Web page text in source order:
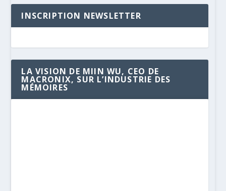
INSCRIPTION NEWSLETTER
LA VISION DE MIIN WU, CEO DE
MACRONIX, SUR L’INDUSTRIE DES
MÉMOIRES